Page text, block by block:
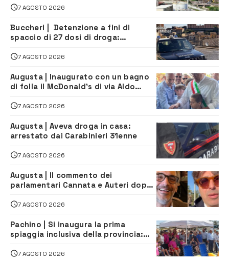
7 AGOSTO 2026
Buccheri | Detenzione a fini di
spaccio di 27 dosi di droga:
7 AGOSTO 2026
Augusta | Inaugurato con un bagno
di folla il McDonald’s di via Aldo
7 AGOSTO 2026
Augusta | Aveva droga in casa:
arrestato dai Carabinieri 31enne
7 AGOSTO 2026
Augusta | Il commento dei
parlamentari Cannata e Auteri dopo
depuratore
7 AGOSTO 2026
Pachino | Si inaugura la prima
spiaggia inclusiva della provincia:
tutti
7 AGOSTO 2026